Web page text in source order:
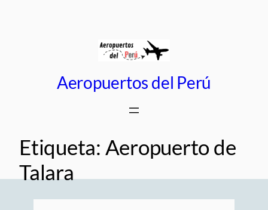
Aeropuertos del Perú
Etiqueta: Aeropuerto de
Talara